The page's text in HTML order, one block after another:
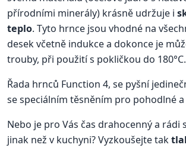
přírodními minerály) krásně udržuje i
teplo. Tyto hrnce jsou vhodné na
desek včetně indukce a dokonce je
trouby, při použití s pokličkou do 180°C.
Řada hrnců Function 4, se pyšní
se speciálním těsněním pro pohodlné a
Nebo je pro Vás čas drahocenný a rádi
jinak než v kuchyni? Vyzkoušejte tak